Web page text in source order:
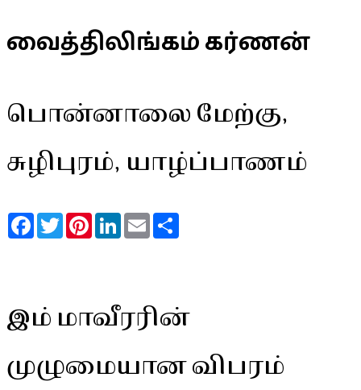
வைத்திலிங்கம் கர்ணன்
பொன்னாலை மேற்கு,
சுழிபுரம், யாழ்ப்பாணம்
FacebookTwitterPinterestLinkedInEmail
இம் மாவீரரின்
முழுமையான விபரம்